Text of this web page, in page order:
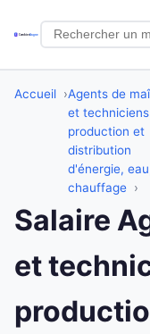
Accueil
Agents de
et
production et
distribution
d'énergie,
chauffage
Salaire
et